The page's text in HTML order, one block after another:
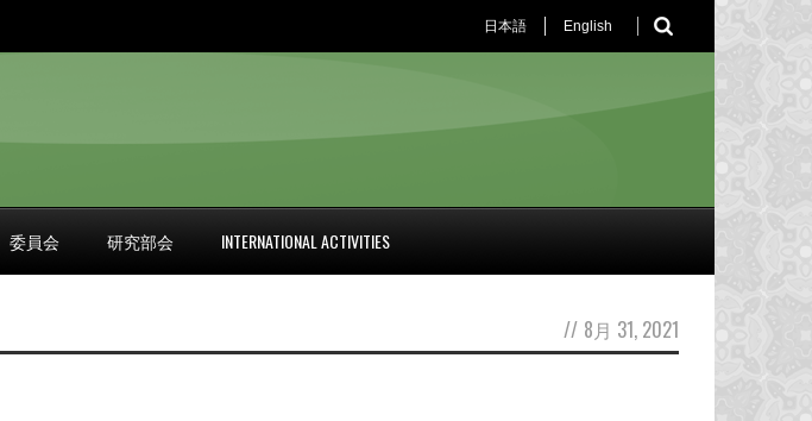
日本語 English
委員会 研究部会 INTERNATIONAL ACTIVITIES
// 8月 31, 2021